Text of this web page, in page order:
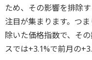
ため、その影響を排除
注目が集まります。つ
除いた価格指数で、そ
スでは+3.1%で前月の